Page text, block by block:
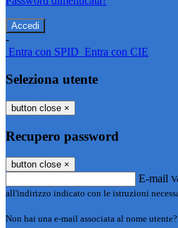
-
Entra con SPID Entra con CIE
Seleziona utente
button close ×
Recupero password
button close ×
E-mail
all'indirizzo indicato con le istruzioni
Non hai una e-mail associata al nome